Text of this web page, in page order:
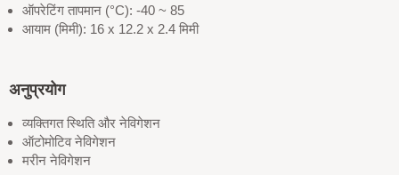
ऑपरेटिंग तापमान (°C): -40 ~ 85
आयाम (मिमी): 16 x 12.2 x 2.4 मिमी
अनुप्रयोग
व्यक्तिगत स्थिति और नेविगेशन
ऑटोमोटिव नेविगेशन
मरीन नेविगेशन